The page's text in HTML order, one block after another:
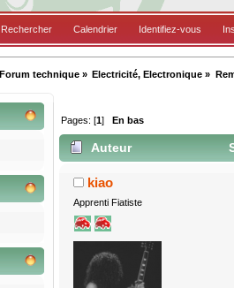
Rechercher Calendrier Identifiez-vous
Forum technique» Electricité, Electronique »
Pages: [1] En bas
Auteur
fois)kiao
Apprenti Fiatiste